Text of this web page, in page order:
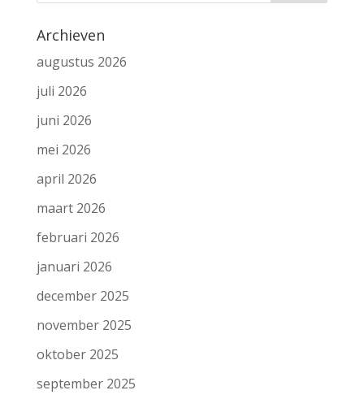
Archieven
augustus 2026
juli 2026
juni 2026
mei 2026
april 2026
maart 2026
februari 2026
januari 2026
december 2025
november 2025
oktober 2025
september 2025